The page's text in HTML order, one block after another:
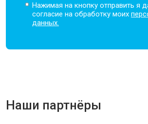
Нажимая на кнопку отправить я
согласие на обработку моих
данных.
Наши партнёры